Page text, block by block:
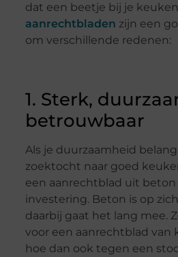
dat een beetje bij je
aanrechtbladen zijn een
om verschillende redenen:
1. Sterk,
betrouwbaar
Als je duurzaamheid
zoektocht naar goed
een aanrechtblad uit
investering. Beton is op
daarbij gaat het lang mee.
voor een aanrechtblad van
hoe dan ook tegen een